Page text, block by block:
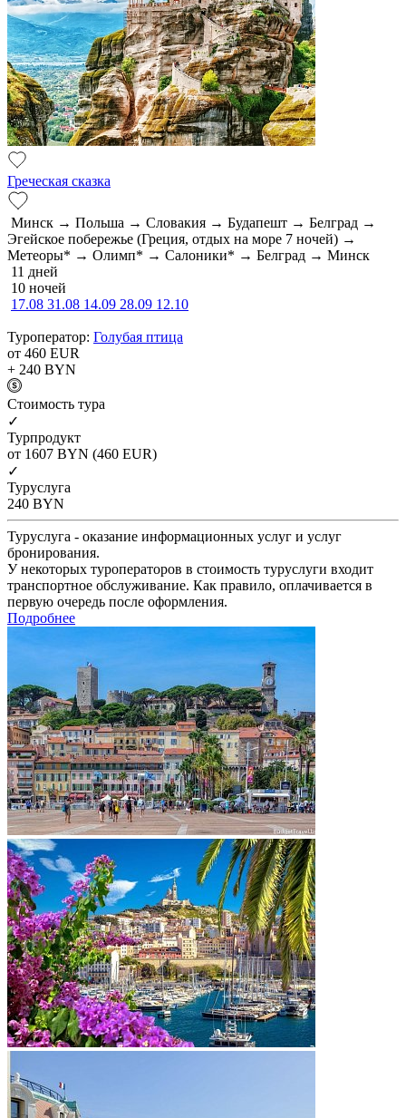
Греческая сказка
Минск → Польша → Словакия → Будапешт → Белград →
Эгейское побережье (Греция, отдых на море 7 ночей) →
Метеоры* → Олимп* → Салоники* → Белград → Минск
11 дней
10 ночей
17.08 31.08 14.09 28.09 12.10
Туроператор: Голубая птица
от 460 EUR
+ 240 BYN
Cтоимость тура
✓
Турпродукт
от 1607 BYN (460 EUR)
✓
Туруслуга
240 BYN
Туруслуга - оказание информационных услуг и услуг
бронирования.
У некоторых туроператоров в стоимость туруслуги входит
транспортное обслуживание. Как правило, оплачивается в
первую очередь после оформления.
Подробнее